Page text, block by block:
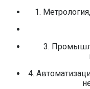
1.
3.
4.